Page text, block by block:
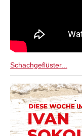
Schachgeflüster...